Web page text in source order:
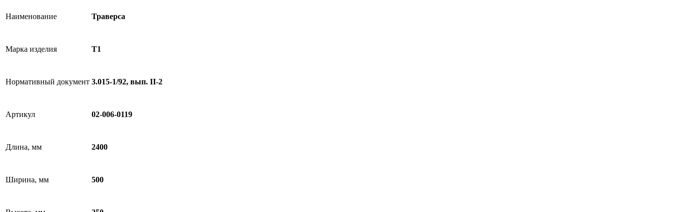
Наименование Траверса
Марка изделия Т1
Нормативный документ 3.015-1/92, вып. II-2
Артикул 02-006-0119
Длина, мм 2400
Ширина, мм 500